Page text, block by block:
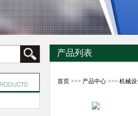
产品列表
首页 >>> 产品中心 >>>机械